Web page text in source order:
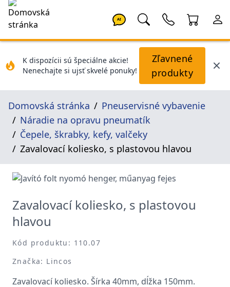
AI
K dispozícii sú špeciálne akcie!
Nenechajte si ujsť skvelé ponuky!
Zľavnené
produkty
Domovská stránka
Pneuservisné vybavenie
Náradie na opravu pneumatík
Čepele, škrabky, kefy, valčeky
Zavalovací koliesko, s plastovou hlavou
Zavalovací koliesko, s plastovou
hlavou
Kód produktu: 110.07
Značka: Lincos
Zavalovací koliesko. Šírka 40mm, dĺžka 150mm.